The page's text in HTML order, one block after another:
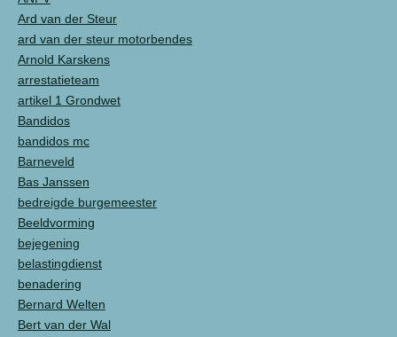
Ard van der Steur
ard van der steur motorbendes
Arnold Karskens
arrestatieteam
artikel 1 Grondwet
Bandidos
bandidos mc
Barneveld
Bas Janssen
bedreigde burgemeester
Beeldvorming
bejegening
belastingdienst
benadering
Bernard Welten
Bert van der Wal